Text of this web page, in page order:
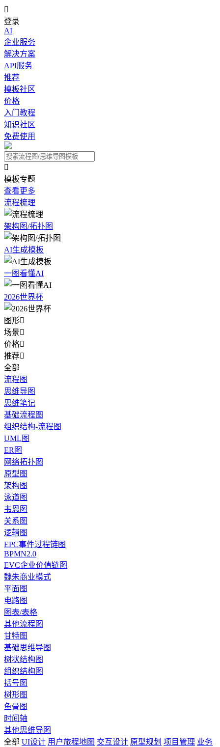

登录
AI
企业服务
解决方案
API服务
推荐
模板社区
价格
入门教程
知识社区
免费使用

模板专题
查看更多
流程梳理
架构图/拓扑图
AI生成模板
一图看懂AI
2026世界杯
图形
场景
价格
推荐
全部
流程图
思维导图
思维笔记
基础流程图
组织结构-流程图
UML图
ER图
网络拓扑图
原型图
架构图
泳道图
韦恩图
关系图
逻辑图
EPC事件过程链图
BPMN2.0
EVC企业价值链图
魏朱商业模式
平面图
电路图
图表/表格
其他流程图
甘特图
基础思维导图
树状结构图
组织结构图
括号图
树形图
鱼骨图
时间轴
其他思维导图
全部 UI设计 用户旅程地图 交互设计 原型规划 项目管理 业务